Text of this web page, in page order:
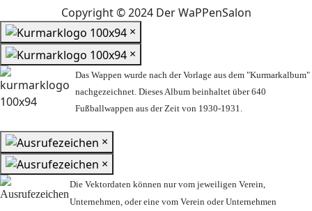
Copyright © 2024 Der WaPPenSalon
×
×
Das Wappen wurde nach der Vorlage aus dem "Kurmarkalbum"
nachgezeichnet. Dieses Album beinhaltet über 640
Fußballwappen aus der Zeit von 1930-1931.
×
×
Die Vektordaten können nur vom jeweiligen Verein,
Unternehmen, oder eine vom Verein oder Unternehmen